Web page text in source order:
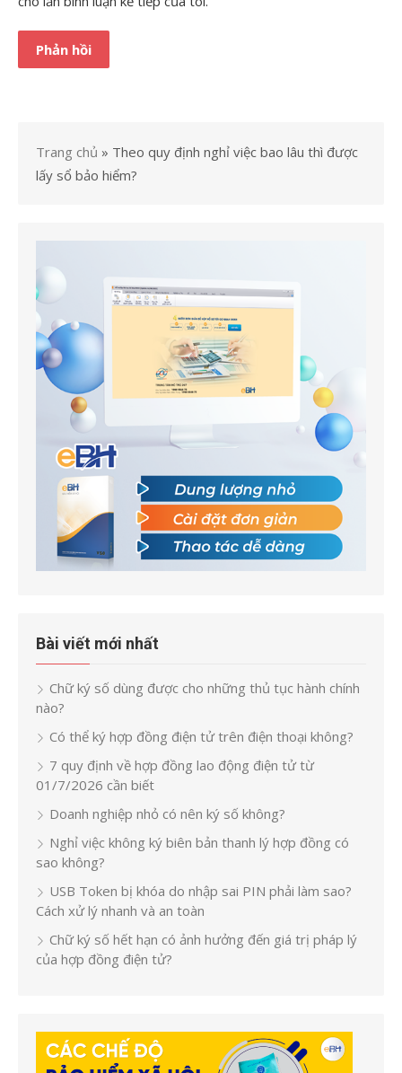
Trang chủ » Theo quy định nghỉ việc bao lâu thì được
lấy sổ bảo hiểm?
Bài viết mới nhất
Chữ ký số dùng được cho những thủ tục hành chính
nào?
Có thể ký hợp đồng điện tử trên điện thoại không?
7 quy định về hợp đồng lao động điện tử từ
01/7/2026 cần biết
Doanh nghiệp nhỏ có nên ký số không?
Nghỉ việc không ký biên bản thanh lý hợp đồng có
sao không?
USB Token bị khóa do nhập sai PIN phải làm sao?
Cách xử lý nhanh và an toàn
Chữ ký số hết hạn có ảnh hưởng đến giá trị pháp lý
của hợp đồng điện tử?